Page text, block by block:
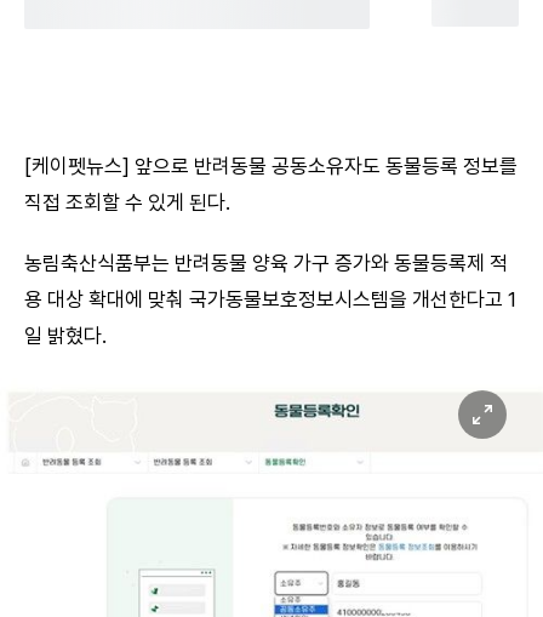
[케이펫뉴스] 앞으로 반려동물 공동소유자도 동물등록 정보를
직접 조회할 수 있게 된다.
농림축산식품부는 반려동물 양육 가구 증가와 동물등록제 적
용 대상 확대에 맞춰 국가동물보호정보시스템을 개선한다고 1
일 밝혔다.